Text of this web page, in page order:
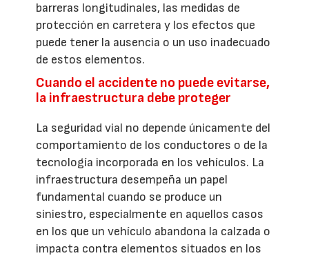
barreras longitudinales, las medidas de
protección en carretera y los efectos que
puede tener la ausencia o un uso inadecuado
de estos elementos.
Cuando el accidente no puede evitarse,
la infraestructura debe proteger
La seguridad vial no depende únicamente del
comportamiento de los conductores o de la
tecnología incorporada en los vehículos. La
infraestructura desempeña un papel
fundamental cuando se produce un
siniestro, especialmente en aquellos casos
en los que un vehículo abandona la calzada o
impacta contra elementos situados en los